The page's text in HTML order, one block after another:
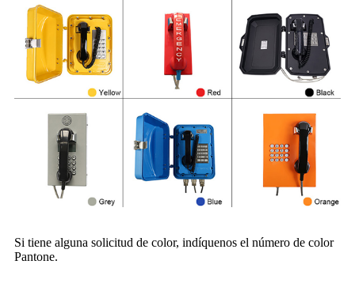
Si tiene alguna solicitud de color, indíquenos el número de color
Pantone.